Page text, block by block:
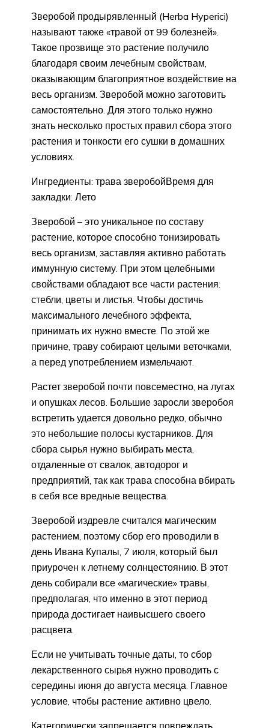
Зверобой продырявленный (Herba Hyperici)
называют также «травой от 99 болезней».
Такое прозвище это растение получило
благодаря своим лечебным свойствам,
оказывающим благоприятное воздействие на
весь организм. Зверобой можно заготовить
самостоятельно. Для этого только нужно
знать несколько простых правил сбора этого
растения и тонкости его сушки в домашних
условиях.
Ингредиенты: трава зверобойВремя для
закладки: Лето
Зверобой – это уникальное по составу
растение, которое способно тонизировать
весь организм, заставляя активно работать
иммунную систему. При этом целебными
свойствами обладают все части растения:
стебли, цветы и листья. Чтобы достичь
максимального лечебного эффекта,
принимать их нужно вместе. По этой же
причине, траву собирают целыми веточками,
а перед употреблением измельчают.
Растет зверобой почти повсеместно, на лугах
и опушках лесов. Большие заросли зверобоя
встретить удается довольно редко, обычно
это небольшие полосы кустарников. Для
сбора сырья нужно выбирать места,
отдаленные от свалок, автодорог и
предприятий, так как трава способна вбирать
в себя все вредные вещества.
Зверобой издревле считался магическим
растением, поэтому сбор его проводили в
день Ивана Купалы, 7 июля, который был
приурочен к летнему солнцестоянию. В этот
день собирали все «магические» травы,
предполагая, что именно в этот период
природа достигает наивысшего своего
расцвета.
Если не учитывать точные даты, то сбор
лекарственного сырья нужно проводить с
середины июня до августа месяца. Главное
условие, чтобы растение активно цвело.